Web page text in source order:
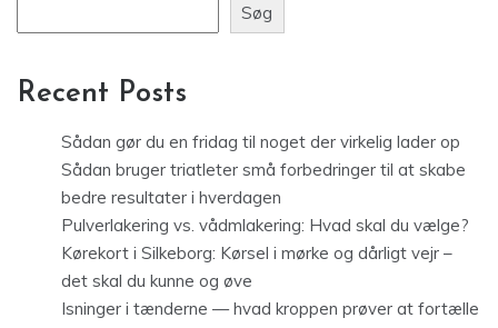
Søg
Recent Posts
Sådan gør du en fridag til noget der virkelig lader op
Sådan bruger triatleter små forbedringer til at skabe
bedre resultater i hverdagen
Pulverlakering vs. vådmlakering: Hvad skal du vælge?
Kørekort i Silkeborg: Kørsel i mørke og dårligt vejr –
det skal du kunne og øve
Isninger i tænderne — hvad kroppen prøver at fortælle